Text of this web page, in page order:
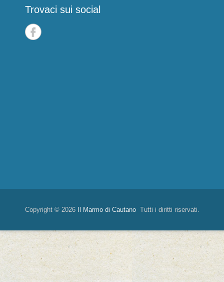
Trovaci sui social
Copyright © 2026 Il Marmo di Cautano Tutti i diritti riservati.